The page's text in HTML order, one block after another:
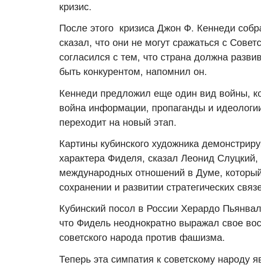
кризис.
После этого кризиса Джон Ф. Кеннеди
сказал, что они не могут сражаться с
согласился с тем, что страна должна
быть конкурентом, напомнил он.
Кеннеди предложил еще один вид войны,
война информации, пропаганды и
переходит на новый этап.
Картины кубинского художника
характера Фиделя, сказал Леонид Слуцкий,
международных отношений в Думе,
сохранении и развитии стратегических
Кубинский посол в России Херардо
что Фидель неоднократно выражал свое
советского народа против фашизма.
Теперь эта симпатия к советскому народу